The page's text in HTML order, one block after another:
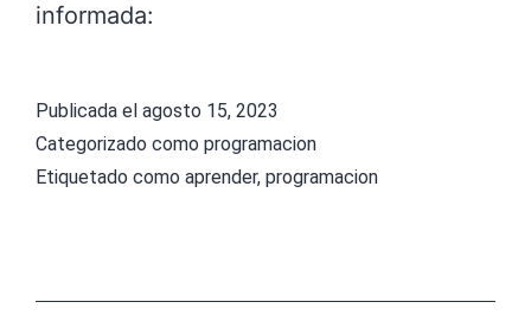
informada:
Publicada el agosto 15, 2023
Categorizado como programacion
Etiquetado como aprender, programacion